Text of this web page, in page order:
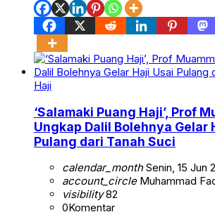
Haji
‘Salamaki Puang Haji’, Prof
Ungkap Dalil Bolehnya Gelar
Pulang dari Tanah Suci
calendar_monthSenin, 15 Jun
account_circleMuhammad
visibility82
0Komentar